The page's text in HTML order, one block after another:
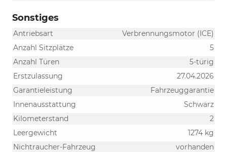
Sonstiges
Antriebsart
Verbrennungsmotor (ICE)
Anzahl Sitzplätze
5
Anzahl Türen
5-türig
Erstzulassung
27.04.2026
Garantieleistung
Fahrzeuggarantie
Innenausstattung
Schwarz
Kilometerstand
2
Leergewicht
1274 kg
Nichtraucher-Fahrzeug
vorhanden